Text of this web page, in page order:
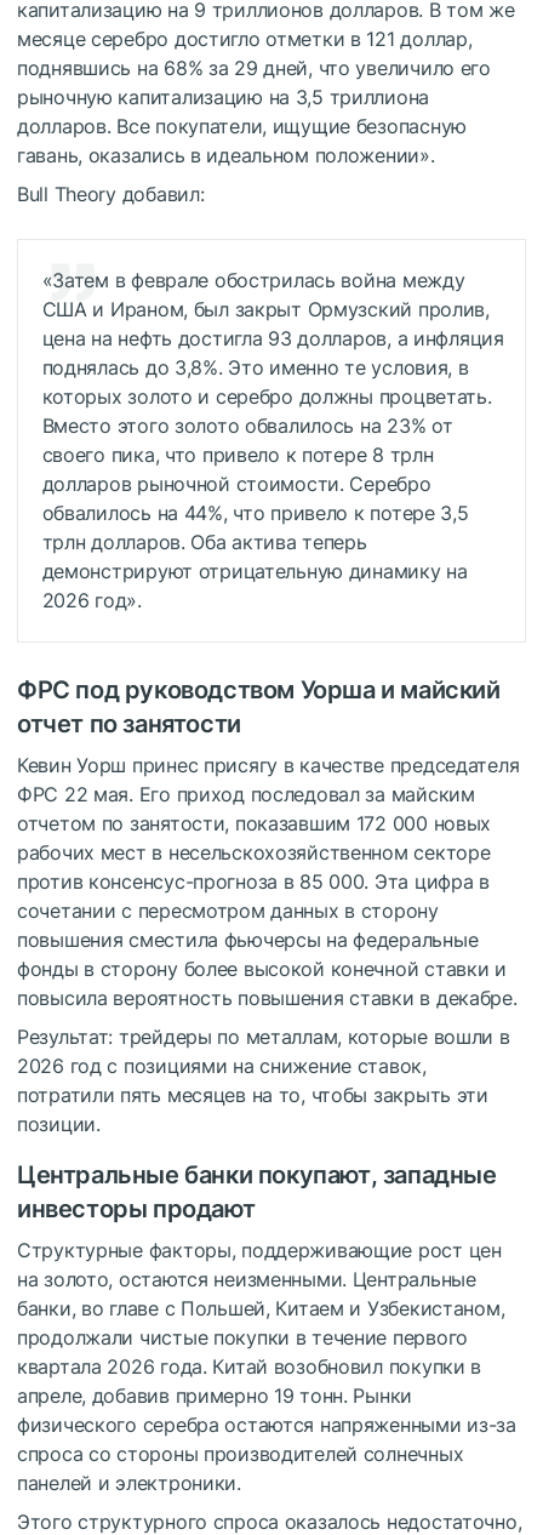
капитализацию на 9 триллионов долларов. В том же
месяце серебро достигло отметки в 121 доллар,
поднявшись на 68% за 29 дней, что увеличило его
рыночную капитализацию на 3,5 триллиона
долларов. Все покупатели, ищущие безопасную
гавань, оказались в идеальном положении».
Bull Theory добавил:
«Затем в феврале обострилась война между
США и Ираном, был закрыт Ормузский пролив,
цена на нефть достигла 93 долларов, а инфляция
поднялась до 3,8%. Это именно те условия, в
которых золото и серебро должны процветать.
Вместо этого золото обвалилось на 23% от
своего пика, что привело к потере 8 трлн
долларов рыночной стоимости. Серебро
обвалилось на 44%, что привело к потере 3,5
трлн долларов. Оба актива теперь
демонстрируют отрицательную динамику на
2026 год».
ФРС под руководством Уорша и майский
отчет по занятости
Кевин Уорш принес присягу в качестве председателя
ФРС 22 мая. Его приход последовал за майским
отчетом по занятости, показавшим 172 000 новых
рабочих мест в несельскохозяйственном секторе
против консенсус-прогноза в 85 000. Эта цифра в
сочетании с пересмотром данных в сторону
повышения сместила фьючерсы на федеральные
фонды в сторону более высокой конечной ставки и
повысила вероятность повышения ставки в декабре.
Результат: трейдеры по металлам, которые вошли в
2026 год с позициями на снижение ставок,
потратили пять месяцев на то, чтобы закрыть эти
позиции.
Центральные банки покупают, западные
инвесторы продают
Структурные факторы, поддерживающие рост цен
на золото, остаются неизменными. Центральные
банки, во главе с Польшей, Китаем и Узбекистаном,
продолжали чистые покупки в течение первого
квартала 2026 года. Китай возобновил покупки в
апреле, добавив примерно 19 тонн. Рынки
физического серебра остаются напряженными из-за
спроса со стороны производителей солнечных
панелей и электроники.
Этого структурного спроса оказалось недостаточно,